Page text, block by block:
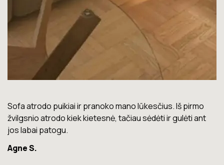
Lova labai gera. Šiuo metu neturiu jokių nusiskundimų.
Marius T.